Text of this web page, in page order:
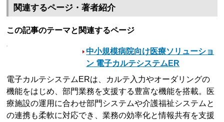
関連するページ・著者紹介
この記事のテーマと関連するページ
中小規模病院向け医療ソリューショ
ン 電子カルテシステムER
電子カルテシステムERは、カルテ入力やオーダリングの
機能をはじめ、部門業務を支援する豊富な機能を搭載。医
療施設の運用に合わせ部門システムや介護福祉システムと
の連携も柔軟に対応でき、業務の効率化と情報共有を支援